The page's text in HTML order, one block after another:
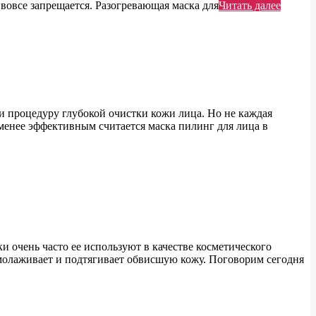
запрещается. Разогревающая маска дляЧитать далее
глубокой очистки кожи лица. Но не каждая
эффективным считается маска пилинг для лица в
часто ее используют в качестве косметического
и подтягивает обвисшую кожу. Поговорим сегодня